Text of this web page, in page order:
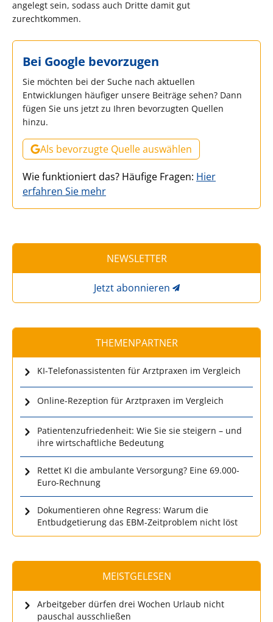
angelegt sein, sodass auch Dritte damit gut
zurechtkommen.
Bei Google bevorzugen
Sie möchten bei der Suche nach aktuellen
Entwicklungen häufiger unsere Beiträge sehen? Dann
fügen Sie uns jetzt zu Ihren bevorzugten Quellen
hinzu.
Als bevorzugte Quelle auswählen
Wie funktioniert das? Häufige Fragen: Hier
erfahren Sie mehr
NEWSLETTER
Jetzt abonnieren
THEMENPARTNER
KI-Telefonassistenten für Arztpraxen im Vergleich
Online-Rezeption für Arztpraxen im Vergleich
Patientenzufriedenheit: Wie Sie sie steigern – und
ihre wirtschaftliche Bedeutung
Rettet KI die ambulante Versorgung? Eine 69.000-
Euro-Rechnung
Dokumentieren ohne Regress: Warum die
Entbudgetierung das EBM-Zeitproblem nicht löst
MEISTGELESEN
Arbeitgeber dürfen drei Wochen Urlaub nicht
pauschal ausschließen